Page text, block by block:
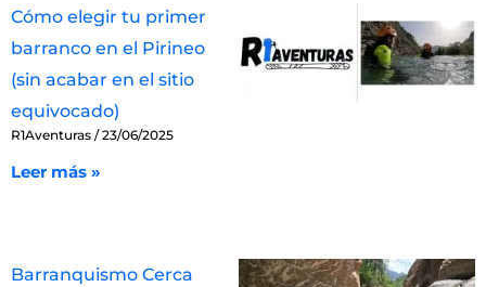
Cómo elegir tu primer
barranco en el Pirineo
(sin acabar en el sitio
equivocado)
R1Aventuras 23/06/2025
Leer más »
Barranquismo Cerca